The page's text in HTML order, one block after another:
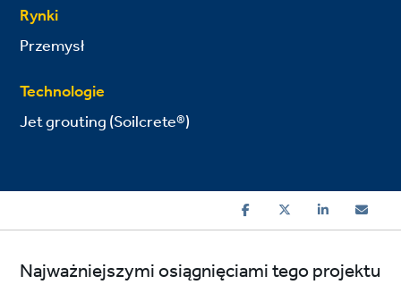
Rynki
Przemysł
Technologie
Jet grouting (Soilcrete®)
Najważniejszymi osiągnięciami tego projektu